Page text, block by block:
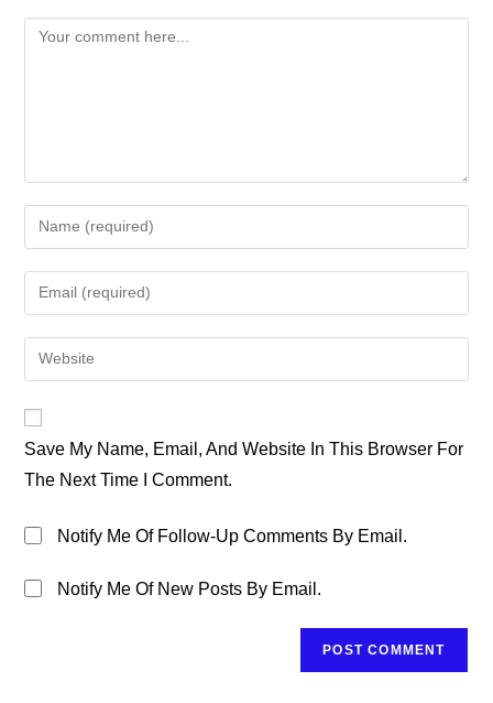
Comment
Enter
Your
Name
Or
To
Comment
Enter
Your
Email
Address
Enter
Your
URL
(optional)
Save My Name, Email, And Website In This Browser For
The Next Time I Comment.
Notify Me Of Follow-Up Comments By Email.
Notify Me Of New Posts By Email.